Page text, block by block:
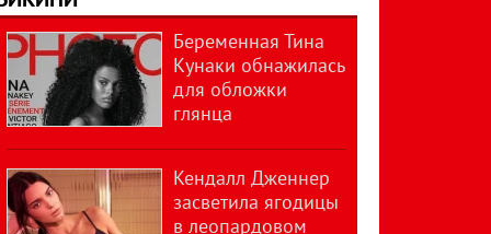
Беременная Тина
Кунаки обнажилась
для обложки
глянца
Кендалл Дженнер
засветила ягодицы
в леопардовом